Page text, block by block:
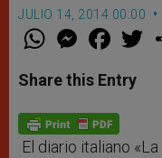
JULIO 14, 2014 00:00
W
t
s
p
p
M
e
s
e
g
e
r
F
a
e
b
o
k
w
Share this Entry
El diario italiano